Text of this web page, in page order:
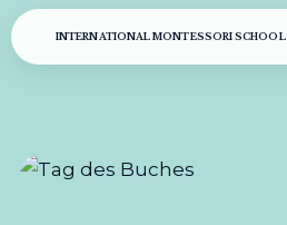
INTERNATIONAL MONTESSORI SCHOOL